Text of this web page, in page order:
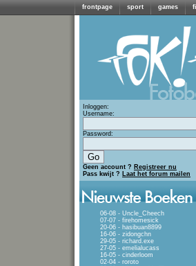
frontpage sport games
Inloggen:
Username:
Password:
Geen account ? Registreer nu
Pass kwijt ? Laat het forum mailen
06-08 - Uncle_Cheech
07-07 - firehomesick
20-06 - hasibuan8899
16-06 - zidongchn
29-05 - richard.exe
27-05 - emelialucass
16-05 - cinderloom
02-04 - roroto